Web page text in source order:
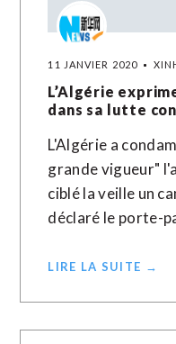
11 JANVIER 2020
L’Algérie
dans sa lutte
L'Algérie a
grande vigueur"
ciblé la veille un
déclaré le porte-
LIRE LA SUITE →